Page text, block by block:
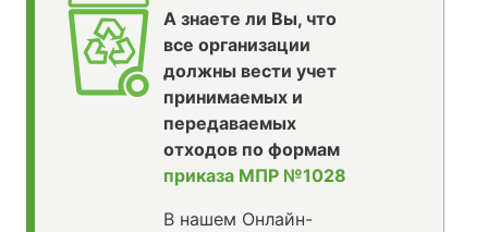
А знаете ли Вы, что
все организации
должны вести учет
принимаемых и
передаваемых
отходов по формам
приказа МПР №1028
В нашем Онлайн-